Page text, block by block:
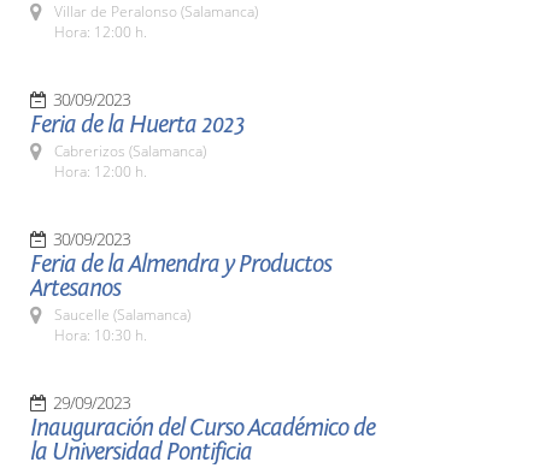
Villar de Peralonso (Salamanca)
Hora: 12:00 h.
30/09/2023
Feria de la Huerta 2023
Cabrerizos (Salamanca)
Hora: 12:00 h.
30/09/2023
Feria de la Almendra y Productos
Artesanos
Saucelle (Salamanca)
Hora: 10:30 h.
29/09/2023
Inauguración del Curso Académico de
la Universidad Pontificia